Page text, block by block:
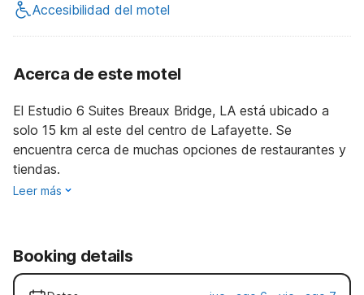
Accesibilidad del motel
Acerca de este motel
El Estudio 6 Suites Breaux Bridge, LA está ubicado a
solo 15 km al este del centro de Lafayette. Se
encuentra cerca de muchas opciones de restaurantes y
tiendas.
Leer más
Booking details